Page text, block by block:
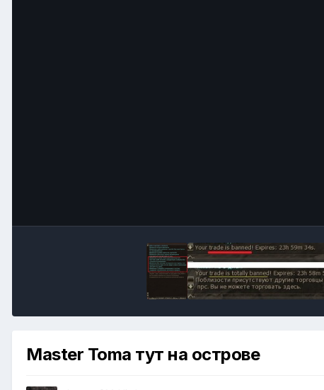
Master Toma тут на острове